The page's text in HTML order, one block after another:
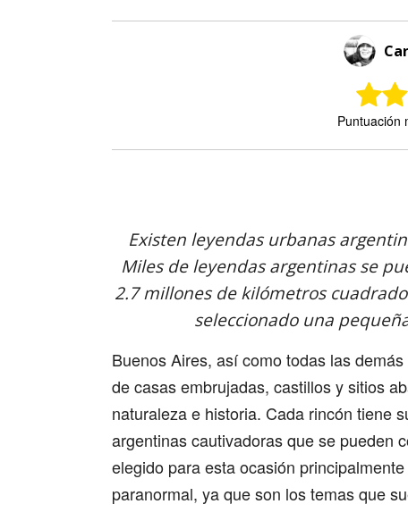
Puntuación
Existen leyendas urbanas
Miles de leyendas argentinas se
2.7 millones de kilómetros
seleccionado una
Buenos Aires, así como todas las
de casas embrujadas, castillos y sitios
naturaleza e historia. Cada rincón tiene
argentinas cautivadoras que se pueden
elegido para esta ocasión
paranormal, ya que son los temas que